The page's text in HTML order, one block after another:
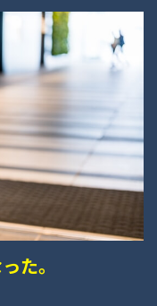
た。